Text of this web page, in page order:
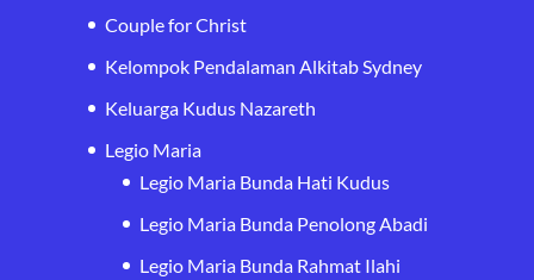
Couple for Christ
Kelompok Pendalaman Alkitab Sydney
Keluarga Kudus Nazareth
Legio Maria
Legio Maria Bunda Hati Kudus
Legio Maria Bunda Penolong Abadi
Legio Maria Bunda Rahmat Ilahi